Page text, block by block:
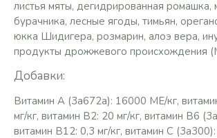
листья мяты, дегидрированная ромашка,
бурачника, лесные ягоды, тимьян,
юкка Шидигера, розмарин, алоэ вера,
продукты дрожжевого происхождения
Добавки:
Витамин A (3a672a): 16000 МЕ/кг,
мг/кг, витамин B2: 20 мг/кг, витамин B6
витамин B12: 0,3 мг/кг, витамин C (3a300):